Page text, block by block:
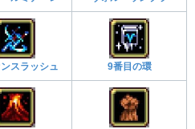
スラッシュ 9番目の環